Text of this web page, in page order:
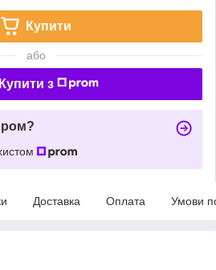
Купити
або
Купити з
Доставка Оплата Умови